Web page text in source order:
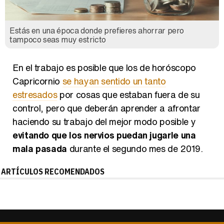
Estás en una época donde prefieres ahorrar pero
tampoco seas muy estricto
Capricorniose hayan sentido un tanto
estresadospor cosas que estaban fuera de su
control, pero que deberán aprender a afrontar
haciendo su trabajo del mejor modo posible y
evitando que los nervios puedan jugarle una
mala pasadadurante el segundo mes de 2019.